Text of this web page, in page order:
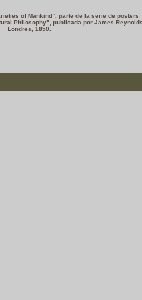
of Mankind”, parte de la serie de posters
Philosophy”, publicada por James
Londres, 1850.